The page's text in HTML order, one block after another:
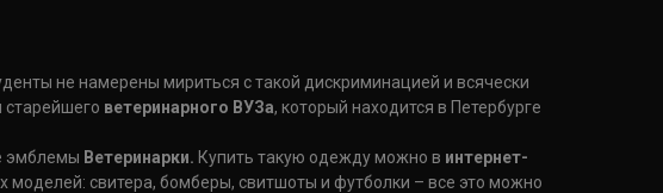
не намерены мириться с такой дискриминацией и всячески
старейшего ветеринарного ВУЗа, который находится в Петербурге
эмблемы Ветеринарки. Купить такую одежду можно в интернет-
свитера, бомберы, свитшоты и футболки – все это можно